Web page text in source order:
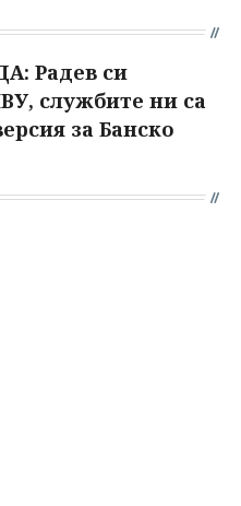
Радев си
службите ни са
за Банско